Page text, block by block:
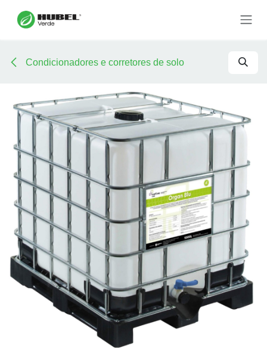
Condicionadores e corretores de solo